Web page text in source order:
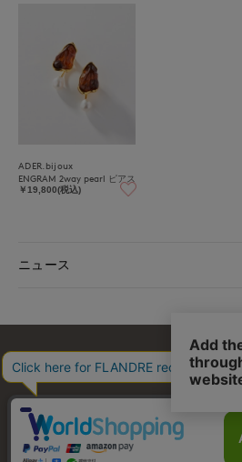
ADER.bijoux
ENGRAM 2way pearl ピアス
￥19,800(税込)
ニュース
お問い合わせ 利用規約 会社概要
特定商取引・古物営業法に基づく